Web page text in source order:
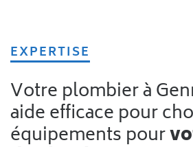
EXPERTISE
Votre plombier à Gennevilliers :
aide efficace pour
équipements pour